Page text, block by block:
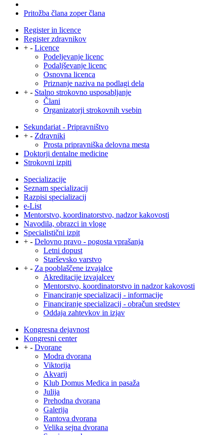
Pritožba člana zoper člana
Register in licence
Register zdravnikov
+ - Licence
Podeljevanje licenc
Podaljševanje licenc
Osnovna licenca
Priznanje naziva na podlagi dela
+ - Stalno strokovno usposabljanje
Člani
Organizatorji strokovnih vsebin
Sekundariat - Pripravništvo
+ - Zdravniki
Prosta pripravniška delovna mesta
Doktorji dentalne medicine
Strokovni izpiti
Specializacije
Seznam specializacij
Razpisi specializacij
e-List
Mentorstvo, koordinatorstvo, nadzor kakovosti
Navodila, obrazci in vloge
Specialistični izpit
+ - Delovno pravo - pogosta vprašanja
Letni dopust
Starševsko varstvo
+ - Za pooblaščene izvajalce
Akreditacije izvajalcev
Mentorstvo, koordinatorstvo in nadzor kakovosti
Financiranje specializacij - informacije
Financiranje specializacij - obračun sredstev
Oddaja zahtevkov in izjav
Kongresna dejavnost
Kongresni center
+ - Dvorane
Modra dvorana
Viktorija
Akvarij
Klub Domus Medica in pasaža
Julija
Prehodna dvorana
Galerija
Rantova dvorana
Velika sejna dvorana